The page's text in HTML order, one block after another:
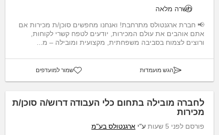
משרה מלאה
📢 חברת ארגנטולס מתרחבת! ואנחנו מחפשים סוכן/ת מכירות אם
אתם אוהבים את עולם המכירות, יודעים לטפח קשרי לקוחות,
ורוצים לצמוח בסביבה משפחתית, מקצועית ומובילה – מ...
הגש מועמדות שמור למועדפים
לחברה מובילה בתחום כלי העבודה דרוש/ה סוכן/ת
מכירות
פורסם לפני 5 שעות ע"י ארגנטולס בע"מ